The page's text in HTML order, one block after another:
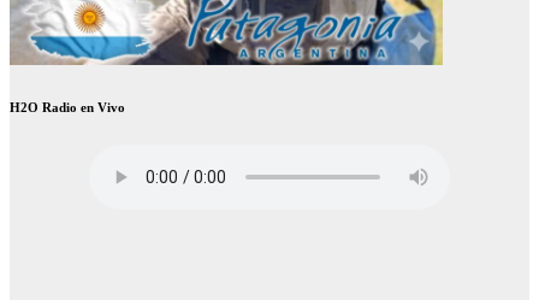
H2O Radio en Vivo